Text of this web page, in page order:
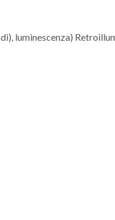
luminescenza)